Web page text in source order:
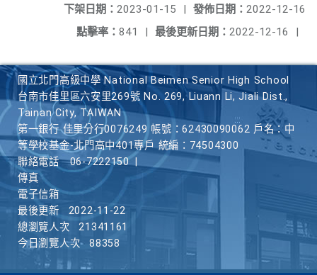
發佈日期： 2022-12-16
下架日期： 2023-01-15
|
最後更新日期： 2022-12-16 |
點擊率： 841 |
國立北門高級中學 National Beimen Senior High School
台南市佳里區六安里269號 No. 269, Liuann Li, Jiali Dist.,
Tainan City, TAIWAN
第一銀行 佳里分行0076249 帳號：62430090062 戶名：中
等學校基金-北門高中401專戶 統編：74504300
聯絡電話
06-7222150
傳真
電子信箱
最後更新
2022-11-22
總瀏覽人次
21341161
今日瀏覽人次
88358